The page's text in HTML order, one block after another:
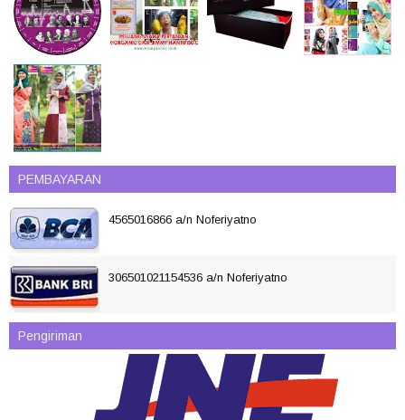
PEMBAYARAN
4565016866 a/n Noferiyatno
306501021154536 a/n Noferiyatno
Pengiriman